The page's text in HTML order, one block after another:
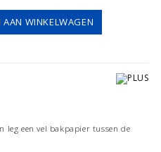
AAN WINKELWAGEN
een vel bakpapier tussen de